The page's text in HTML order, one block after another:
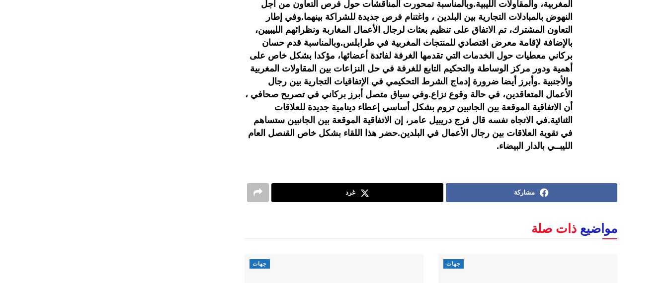
المغربية، والمقاولات الليبية.وبالمناسبة تمحورت المناقشات حول فرص التعاون من أجل
النهوض بالمبادلات التجارية بين البلدين ، واغتنام فرص جديدة للشراكة بينهما.وفي إطار
التعاون المشترك، تم الاتفاق على تنظيم بعثات لرجال الأعمال المغاربة ونظرائهم الليبيين،
بالإضافة لإقامة معرض اقتصادي للمنتجات المغربية في طرابلس.وبالمناسبة قدم حسان
بركاني معطيات حول الخدمات التي تقدمها الغرفة لفائدة أعضائها، مؤكدا بشكل خاص على
أهمية ودور مركز الوساطة والتحكيم التابع للغرفة في حل النزاعات بين المقاولات المغربية
والأجنبية .وأبرز أيضا ضرورة إدماج الشرط التحكيمي في الإتفاقيات التجارية بين رجال
الأعمال المتعاقدين، في حالة وقوع نزاع.وفي سياق متصل أبرز بركاني في تصريح صحافي ،
أن الاتفاقية الموقعة بين الجانبين تروم بشكل أساسي إعطاء دينامية جديدة للعلاقات
الثنائية.في الاتجاه نفسه قال فرج دريبيل عامر، إن الاتفاقية الموقعة بين الجانبين ستساهم
في تقوية العلاقات بين رجال الأعمال في البلدين.حضر هذا اللقاء بشكل خاص القنصل العام
الليبــي بالدار البيضاء.
مشاركة غرد
مواضيع ذات صلة
جهات جهات